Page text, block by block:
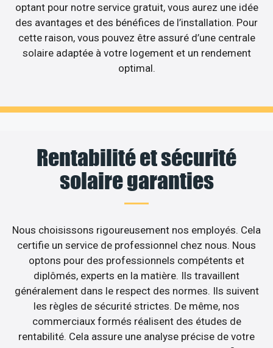
optant pour notre service gratuit, vous aurez une idée
des avantages et des bénéfices de l’installation. Pour
cette raison, vous pouvez être assuré d’une centrale
solaire adaptée à votre logement et un rendement
optimal.
Rentabilité et sécurité
solaire garanties
Nous choisissons rigoureusement nos employés. Cela
certifie un service de professionnel chez nous. Nous
optons pour des professionnels compétents et
diplômés, experts en la matière. Ils travaillent
généralement dans le respect des normes. Ils suivent
les règles de sécurité strictes. De même, nos
commerciaux formés réalisent des études de
rentabilité. Cela assure une analyse précise de votre